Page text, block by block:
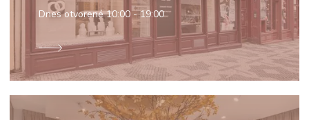
Dnes otvorené10:00 - 19:00